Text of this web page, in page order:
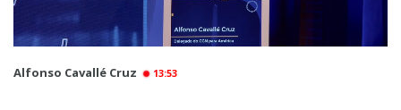
Alfonso Cavallé Cruz 13:53